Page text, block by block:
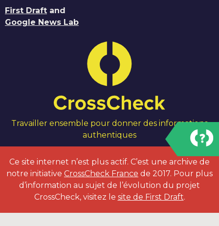
First Draft and
Google News Lab
Travailler ensemble pour donner des informations
authentiques
Ce site internet n’est plus actif. C’est une archive de
notre initiative CrossCheck France de 2017. Pour plus
d’information au sujet de l’évolution du projet
CrossCheck, visitez le site de First Draft.